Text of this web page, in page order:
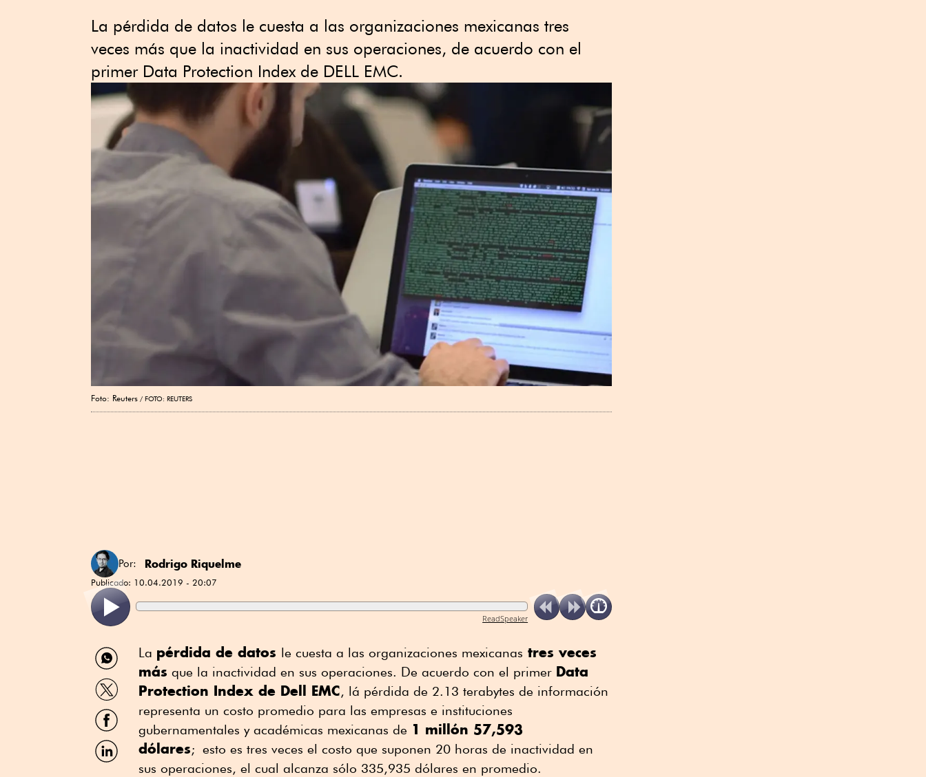
La pérdida de datos le cuesta a las organizaciones mexicanas tres
veces más que la inactividad en sus operaciones, de acuerdo con el
primer Data Protection Index de DELL EMC.
Foto: Reuters FOTO: REUTERS
Por: Rodrigo Riquelme
Publicado: 10.04.2019 - 20:07
ReadSpeaker
Compartir
por
WhatsApp
Compartir
por
Twitter
Compartir
por
Facebook
Compartir
por
La pérdida de datos le cuesta a las organizaciones mexicanas tres veces
más que la inactividad en sus operaciones. De acuerdo con el primer Data
Protection Index de Dell EMC, lá pérdida de 2.13 terabytes de información
representa un costo promedio para las empresas e instituciones
gubernamentales y académicas mexicanas de 1 millón 57,593
dólares; esto es tres veces el costo que suponen 20 horas de inactividad en
sus operaciones, el cual alcanza sólo 335,935 dólares en promedio.